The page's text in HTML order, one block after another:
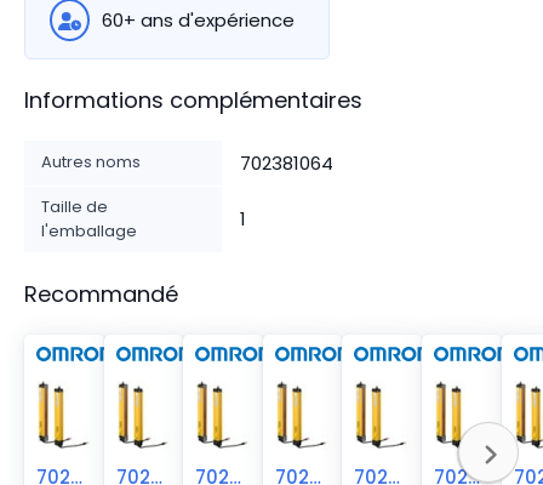
60+ ans d'expérience
Informations complémentaires
Autres noms 702381064
Taille de
l'emballage
1
Recommandé
70238-1065 70238-1063 70238-1066 70238-1062 70238-1067 70238-1061